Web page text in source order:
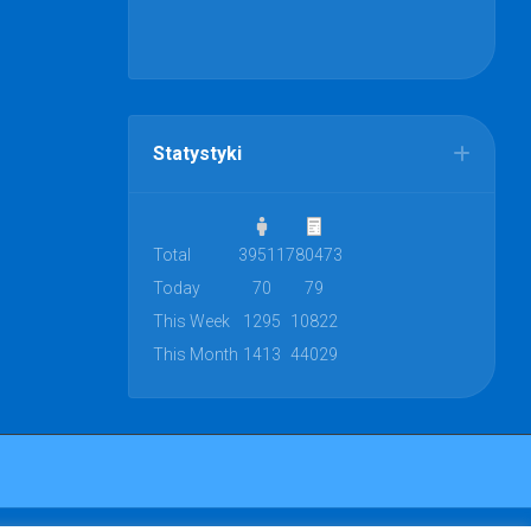
Statystyki
Total 39511780473
Today
70
79
This Week
1295
10822
This Month 1413 44029